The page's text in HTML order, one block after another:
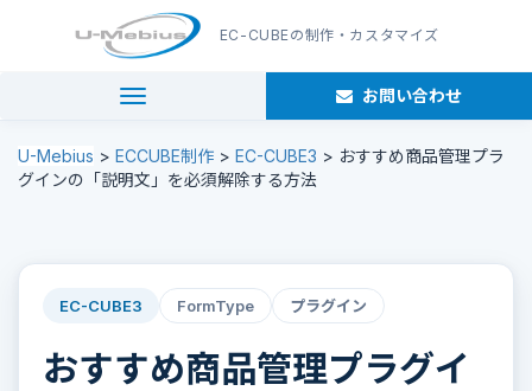
EC-CUBEの制作・カスタマイズ
navigation お問い合わせ
U-Mebius > ECCUBE制作 > EC-CUBE3 > おすすめ商品管理プラ
グインの「説明文」を必須解除する方法
EC-CUBE3 FormType プラグイン
おすすめ商品管理プラグイ